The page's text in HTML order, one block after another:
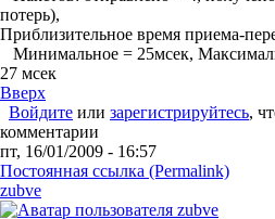
потерь),
Приблизительное время приема-
Минимальное = 25мсек,
27 мсек
Вверх
Войдите или зарегистрируйтесь,
комментарии
пт, 16/01/2009 - 16:57
Постоянная ссылка (Permalink)
zubve